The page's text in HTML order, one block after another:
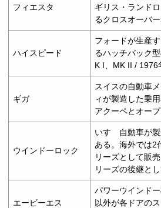
フィエスタ
ギリス・ランド
るクロスオーバー
ハイスピード
フォードが生産
るハッチバック
K I、MK II / 1976
ギガ
スイスの自動車
ィが製造した乗
アクーペとオー
ウインドーロック
いすゞ自動車が
ある。海外では2
リーズとして販
リーズの後継とし
エービーエス
パワーウインド
以外が各ドアの